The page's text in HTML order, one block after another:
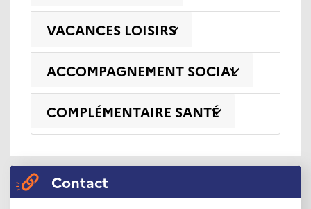
VACANCES LOISIRS
ACCOMPAGNEMENT SOCIAL
COMPLÉMENTAIRE SANTÉ
Contact